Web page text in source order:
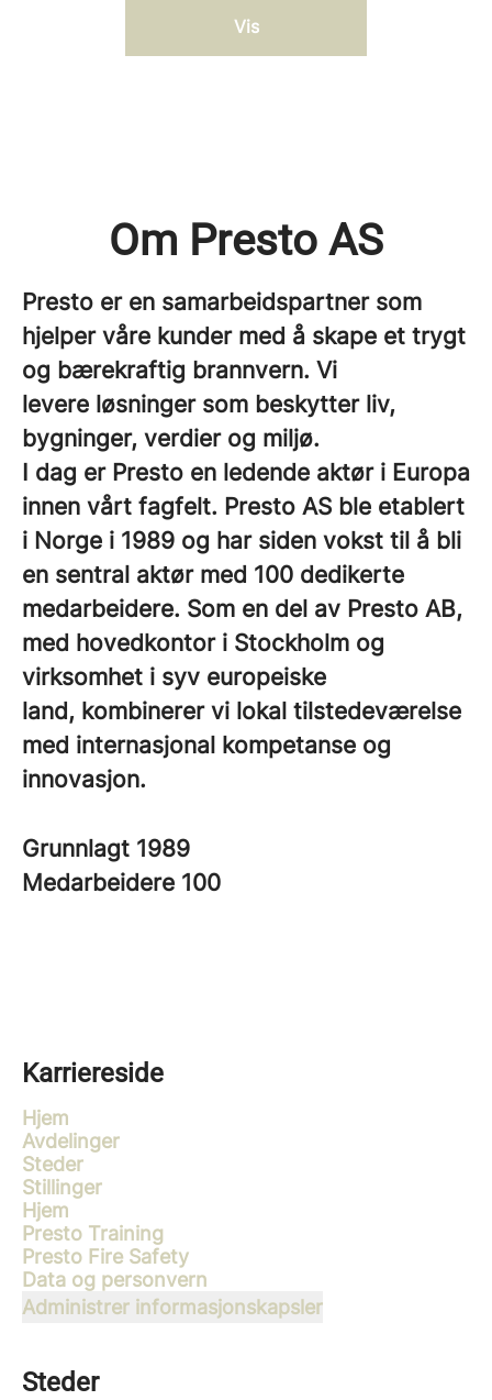
Vis
Om Presto AS
Presto er en samarbeidspartner som
hjelper våre kunder med å skape et trygt
og bærekraftig brannvern. Vi
levere løsninger som beskytter liv,
bygninger, verdier og miljø.
I dag er Presto en ledende aktør i Europa
innen vårt fagfelt. Presto AS ble etablert
i Norge i 1989 og har siden vokst til å bli
en sentral aktør med 100 dedikerte
medarbeidere. Som en del av Presto AB,
med hovedkontor i Stockholm og
virksomhet i syv europeiske
land, kombinerer vi lokal tilstedeværelse
med internasjonal kompetanse og
innovasjon.
Grunnlagt 1989
Medarbeidere 100
Karriereside
Hjem
Avdelinger
Steder
Stillinger
Hjem
Presto Training
Presto Fire Safety
Data og personvern
Administrer informasjonskapsler
Steder